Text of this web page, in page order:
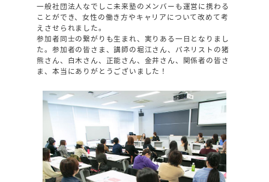
一般社団法人なでしこ未来塾のメンバーも運営に携わる
ことができ、女性の働き方やキャリアについて改めて考
えさせられました。
参加者同士の繋がりも生まれ、実りある一日となりまし
た。参加者の皆さま、講師の堀江さん、パネリストの猪
熊さん、白木さん、正能さん、金井さん、関係者の皆さ
ま、本当にありがとうございました！